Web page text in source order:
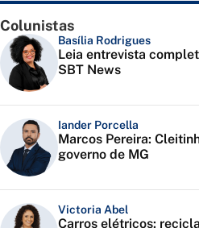
Colunistas
Basília Rodrigues
Leia entrevista
SBT News
Iander Porcella
Marcos Pereira:
governo de MG
Victoria Abel
Carros elétricos: